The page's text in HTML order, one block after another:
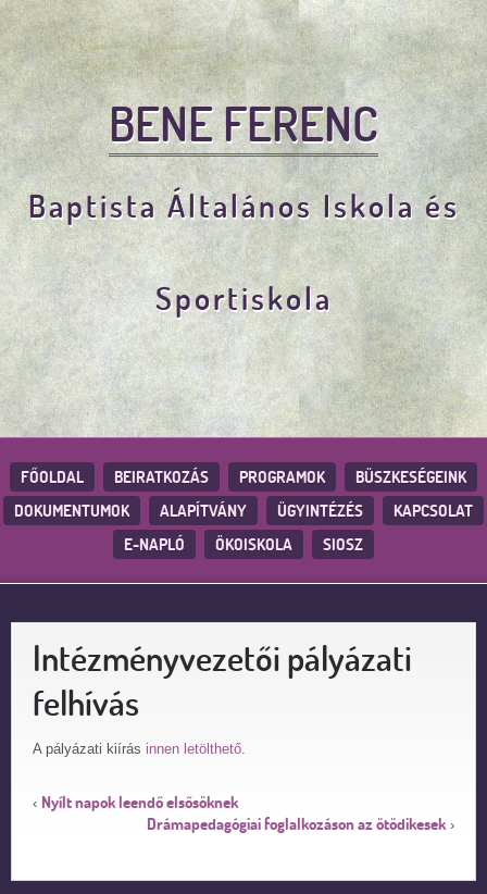
BENE FERENC
Baptista Általános Iskola és
Sportiskola
FŐOLDAL BEIRATKOZÁS PROGRAMOK
BÜSZKESÉGEINK
DOKUMENTUMOK
ALAPÍTVÁNY ÜGYINTÉZÉS
KAPCSOLAT
E-NAPLÓ
ÖKOISKOLA SIOSZ
Intézményvezetői pályázati
felhívás
A pályázati kiírás innen letölthető.
‹ Nyílt napok leendő elsősöknek
Drámapedagógiai foglalkozáson az ötödikesek ›